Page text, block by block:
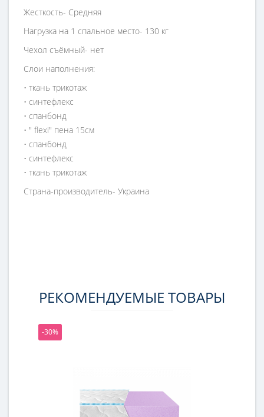
Жесткость- Средняя
Нагрузка на 1 спальное место- 130 кг
Чехол съёмный- нет
Слои наполнения:
• ткань трикотаж
• синтефлекс
• спанбонд
• " flexi" пена 15см
• спанбонд
• синтефлекс
• ткань трикотаж
Страна-производитель- Украина
РЕКОМЕНДУЕМЫЕ ТОВАРЫ
-30%